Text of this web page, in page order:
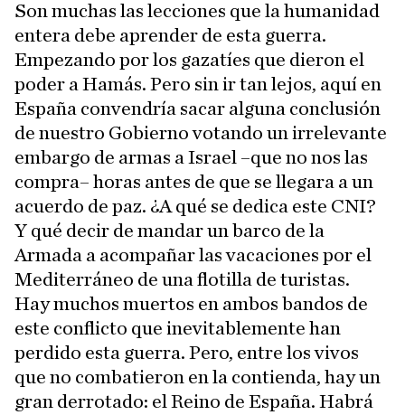
Son muchas las lecciones que la humanidad
entera debe aprender de esta guerra.
Empezando por los gazatíes que dieron el
poder a Hamás. Pero sin ir tan lejos, aquí en
España convendría sacar alguna conclusión
de nuestro Gobierno votando un irrelevante
embargo de armas a Israel –que no nos las
compra– horas antes de que se llegara a un
acuerdo de paz. ¿A qué se dedica este CNI?
Y qué decir de mandar un barco de la
Armada a acompañar las vacaciones por el
Mediterráneo de una flotilla de turistas.
Hay muchos muertos en ambos bandos de
este conflicto que inevitablemente han
perdido esta guerra. Pero, entre los vivos
que no combatieron en la contienda, hay un
gran derrotado: el Reino de España. Habrá